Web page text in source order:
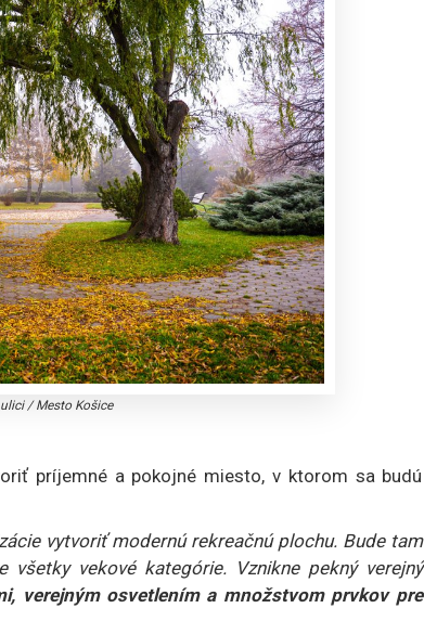
/Mesto Košice
príjemné a pokojné miesto, v ktorom sa budú
vytvoriť modernú rekreačnú plochu. Bude tam
vekové kategórie. Vznikne pekný verejný
verejným osvetlením a množstvom prvkov pre